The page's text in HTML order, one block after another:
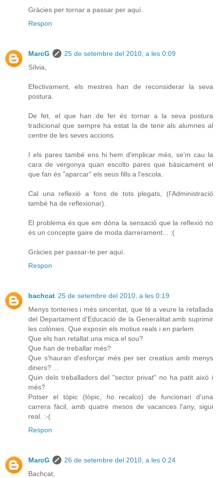
Gràcies per tornar a passar per aquí.
Respon
MarcG
25 de setembre del 2010, a les 0:09
Sílvia,
Efectivament, els mestres han de reconsiderar la seva
postura.
De fet, el que han de fer és tornar a la seva postura
tradicional que sempre ha estat la de tenir als alumnes al
centre de les seves accions.
I els pares també ens hi hem d'implicar més, se'm cau la
cara de vergonya quan escolto pares que bàsicament el
que fan és "aparcar" els seus fills a l'escola.
Cal una reflexió a fons de tots plegats, (l'Administració
també ha de reflexionar).
El problema és que em dóna la sensació que la reflexió no
és un concepte gaire de moda darrerament... :(
Gràcies per passar-te per aquí.
Respon
bachcat 25 de setembre del 2010, a les 0:19
Menys tonteries i més sinceritat, que té a veure la retallada
del Departament d'Educació de la Generalitat amb suprimir
les colònies. Que exposin els motius reals i en parlem.
Que els han retallat una mica el sou?
Que han de treballar més?
Que s'hauran d'esforçar més per ser creatius amb menys
diners? ...
Quin dels treballadors del "sector privat" no ha patit això i
més?
Potser el tòpic (tòpic, ho recalco) de funcionari d'una
carrera fàcil, amb quatre mesos de vacances l'any, sigui
real. :-(
Respon
MarcG
26 de setembre del 2010, a les 0:24
Bachcat,